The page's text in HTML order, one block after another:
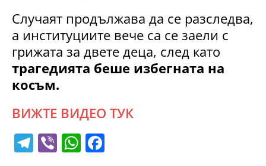
Случаят продължава да се разследва,
а институциите вече са се заели с
грижата за двете деца, след като
трагедията беше избегната на
косъм.
ВИЖТЕ ВИДЕО ТУК
T Vi W